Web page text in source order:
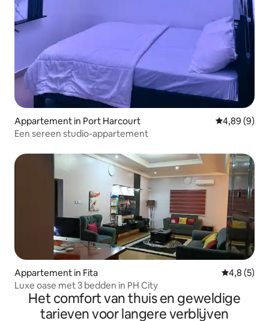
Appartement in Port Harcourt Gemiddelde
4,89 (9)
Een sereen studio-appartement
Appartement in Fita
4,8 (5)
Luxe oase met 3 bedden in PH City
Het comfort van thuis en geweldige
tarieven voor langere verblijven